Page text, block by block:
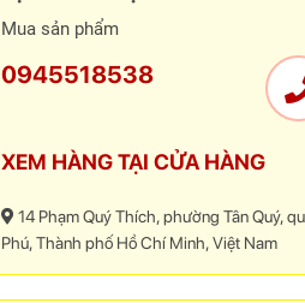
Mua sản phẩm
0945518538
XEM HÀNG TẠI CỬA HÀNG
14 Phạm Quý Thích, phường Tân Quý,
Phú, Thành phố Hồ Chí Minh, Việt Nam